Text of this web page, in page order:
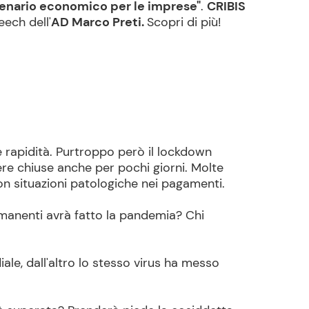
economico per le imprese". CRIBIS
dell'AD Marco Preti.Scopri di più!
rapidità. Purtroppo però il lockdown
chiuse anche per pochi giorni. Molte
situazioni patologiche nei pagamenti.
avrà fatto la pandemia? Chi
dall'altro lo stesso virus ha messo